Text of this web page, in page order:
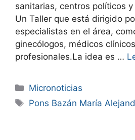
sanitarias, centros políticos
Un Taller que está dirigido
especialistas en el área,
ginecólogos, médicos
profesionales.La idea es …
Micronoticias
Pons Bazán María